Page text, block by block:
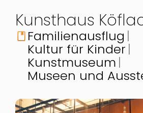
Kunsthaus
book Familienausflug
Kultur für Kinder
Kunstmuseum
Museen und